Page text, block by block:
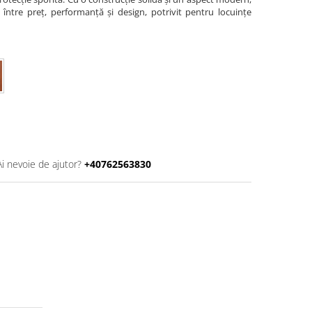
între preț, performanță și design, potrivit pentru locuințe
nevoie de ajutor? +40762563830